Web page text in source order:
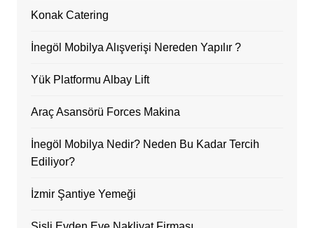
Konak Catering
İnegöl Mobilya Alışverişi Nereden Yapılır ?
Yük Platformu Albay Lift
Araç Asansörü Forces Makina
İnegöl Mobilya Nedir? Neden Bu Kadar Tercih
Ediliyor?
İzmir Şantiye Yemeği